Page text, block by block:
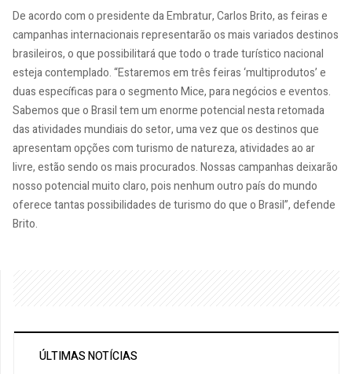
De acordo com o presidente da Embratur, Carlos Brito, as feiras e
campanhas internacionais representarão os mais variados destinos
brasileiros, o que possibilitará que todo o trade turístico nacional
esteja contemplado. “Estaremos em três feiras ‘multiprodutos’ e
duas específicas para o segmento Mice, para negócios e eventos.
Sabemos que o Brasil tem um enorme potencial nesta retomada
das atividades mundiais do setor, uma vez que os destinos que
apresentam opções com turismo de natureza, atividades ao ar
livre, estão sendo os mais procurados. Nossas campanhas deixarão
nosso potencial muito claro, pois nenhum outro país do mundo
oferece tantas possibilidades de turismo do que o Brasil”, defende
Brito.
ÚLTIMAS NOTÍCIAS